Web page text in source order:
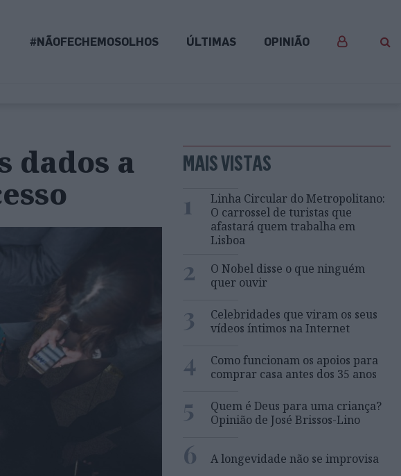
#NÃOFECHEMOSOLHOS ÚLTIMAS OPINIÃO
dados a
MAIS VISTAS
1
Linha Circular do Metropolitano:
O carrossel de turistas que
afastará quem trabalha em
Lisboa
2
O Nobel disse o que ninguém
quer ouvir
3
Celebridades que viram os seus
vídeos íntimos na Internet
4
Como funcionam os apoios para
comprar casa antes dos 35 anos
5
Quem é Deus para uma criança?
Opinião de José Brissos-Lino
6 A longevidade não se improvisa